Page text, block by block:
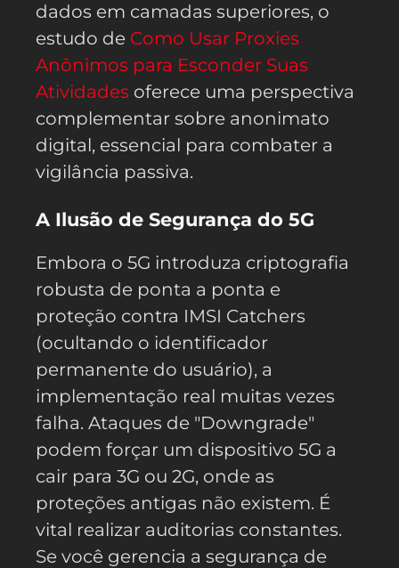
dados em camadas superiores, o
estudo de Como Usar Proxies
Anônimos para Esconder Suas
Atividades oferece uma perspectiva
complementar sobre anonimato
digital, essencial para combater a
vigilância passiva.
A Ilusão de Segurança do 5G
Embora o 5G introduza criptografia
robusta de ponta a ponta e
proteção contra IMSI Catchers
(ocultando o identificador
permanente do usuário), a
implementação real muitas vezes
falha. Ataques de "Downgrade"
podem forçar um dispositivo 5G a
cair para 3G ou 2G, onde as
proteções antigas não existem. É
vital realizar auditorias constantes.
Se você gerencia a segurança de